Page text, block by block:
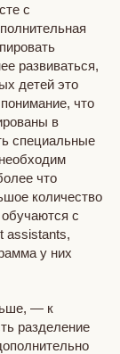
с
развиваться,
детей это
что
в
специальные
что
количество
с
assistants,
у них
— к
разделение